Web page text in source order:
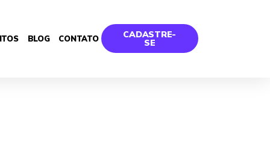
BLOG CONTATO CADASTRE-
SE